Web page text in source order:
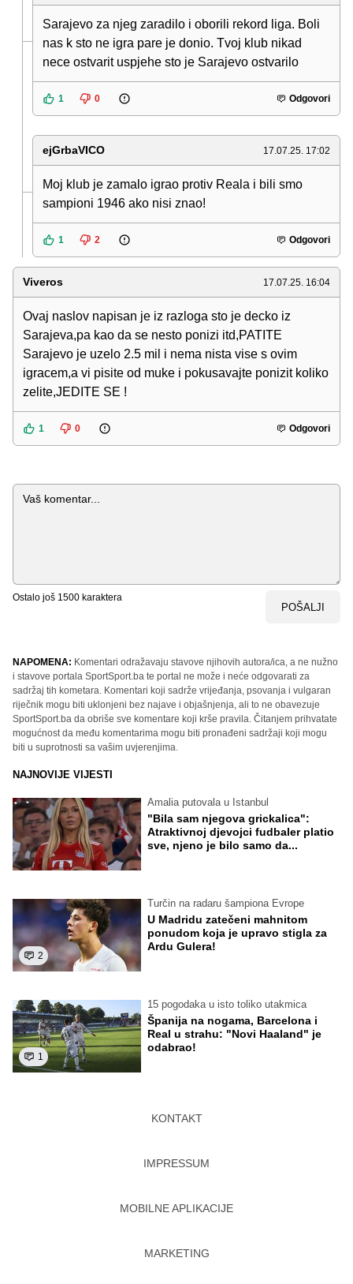
Sarajevo za njeg zaradilo i oborili rekord liga. Boli
nas k sto ne igra pare je donio. Tvoj klub nikad
nece ostvarit uspjehe sto je Sarajevo ostvarilo
1 0 Odgovori
ejGrbaVICO 17.07.25. 17:02
Moj klub je zamalo igrao protiv Reala i bili smo
sampioni 1946 ako nisi znao!
1 2 Odgovori
Viveros 17.07.25. 16:04
Ovaj naslov napisan je iz razloga sto je decko iz
Sarajeva,pa kao da se nesto ponizi itd,PATITE
Sarajevo je uzelo 2.5 mil i nema nista vise s ovim
igracem,a vi pisite od muke i pokusavajte ponizit koliko
zelite,JEDITE SE !
1 0 Odgovori
Komentar
Ostalo još 1500 karaktera
POŠALJI
NAPOMENA: Komentari odražavaju stavove njihovih autora/ica, a ne nužno
i stavove portala SportSport.ba te portal ne može i neće odgovarati za
sadržaj tih kometara. Komentari koji sadrže vrijeđanja, psovanja i vulgaran
riječnik mogu biti uklonjeni bez najave i objašnjenja, ali to ne obavezuje
SportSport.ba da obriše sve komentare koji krše pravila. Čitanjem prihvatate
mogućnost da među komentarima mogu biti pronađeni sadržaji koji mogu
biti u suprotnosti sa vašim uvjerenjima.
NAJNOVIJE VIJESTI
Amalia putovala u Istanbul
"Bila sam njegova grickalica":
Atraktivnoj djevojci fudbaler platio
sve, njeno je bilo samo da...
2
Turčin na radaru šampiona Evrope
U Madridu zatečeni mahnitom
ponudom koja je upravo stigla za
Ardu Gulera!
1
15 pogodaka u isto toliko utakmica
Španija na nogama, Barcelona i
Real u strahu: "Novi Haaland" je
odabrao!
KONTAKT
IMPRESSUM
MOBILNE APLIKACIJE
MARKETING